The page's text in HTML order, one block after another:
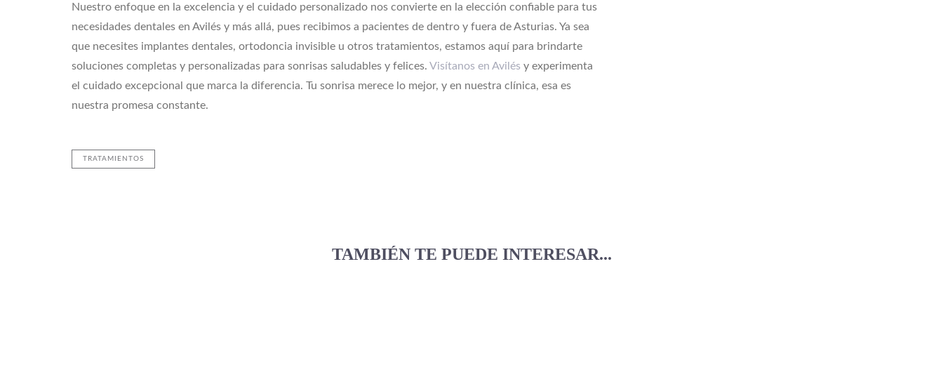
Nuestro enfoque en la excelencia y el cuidado personalizado nos convierte en la elección confiable para tus
necesidades dentales en Avilés y más allá, pues recibimos a pacientes de dentro y fuera de Asturias. Ya sea
que necesites implantes dentales, ortodoncia invisible u otros tratamientos, estamos aquí para brindarte
soluciones completas y personalizadas para sonrisas saludables y felices. Visítanos en Avilés y experimenta
el cuidado excepcional que marca la diferencia. Tu sonrisa merece lo mejor, y en nuestra clínica, esa es
nuestra promesa constante.
TRATAMIENTOS
TAMBIÉN TE PUEDE INTERESAR...